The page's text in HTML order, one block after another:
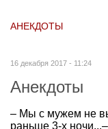
АНЕКДОТЫ
16 декабря 2017 - 11:24
Анекдоты
– Мы с мужем не
раньше 3-х